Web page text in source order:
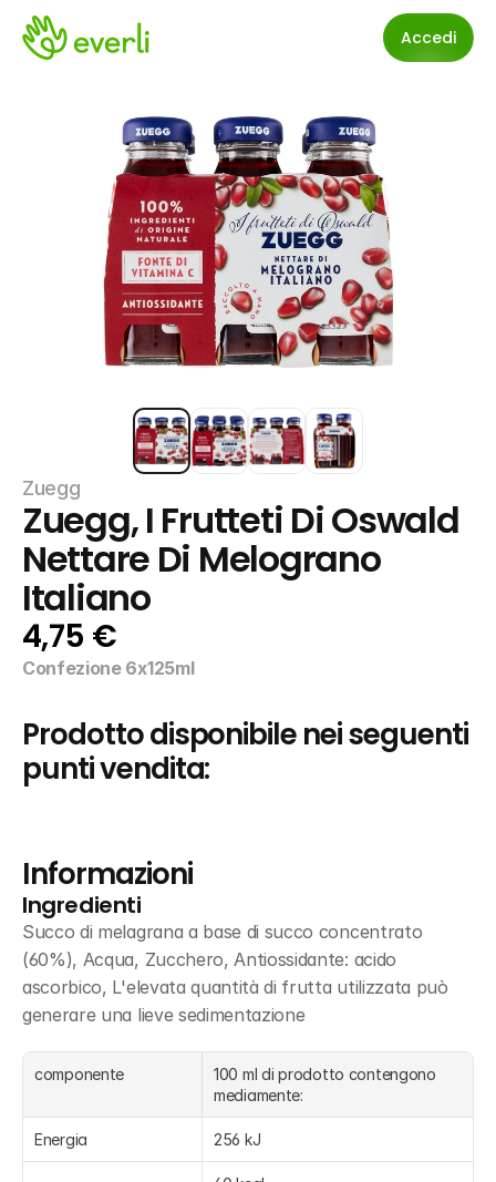
Accedi
Zuegg
Zuegg, I Frutteti Di Oswald
Nettare Di Melograno
Italiano
4,75 €
Confezione 6x125ml
Prodotto disponibile nei seguenti
punti vendita:
Informazioni
Ingredienti
Succo di melagrana a base di succo concentrato
(60%), Acqua, Zucchero, Antiossidante: acido
ascorbico, L'elevata quantità di frutta utilizzata può
generare una lieve sedimentazione
componente
100 ml di prodotto contengono
mediamente:
Energia 256 kJ